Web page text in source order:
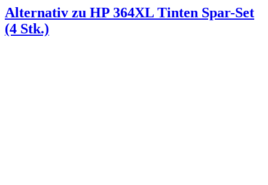
Alternativ zu HP 364XL Tinten Spar-Set
(4 Stk.)